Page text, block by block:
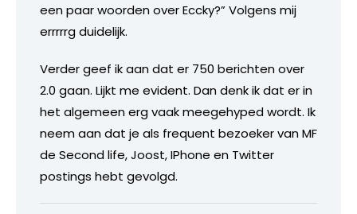
een paar woorden over Eccky?” Volgens mij
errrrrg duidelijk.
Verder geef ik aan dat er 750 berichten over
2.0 gaan. Lijkt me evident. Dan denk ik dat er in
het algemeen erg vaak meegehyped wordt. Ik
neem aan dat je als frequent bezoeker van MF
de Second life, Joost, IPhone en Twitter
postings hebt gevolgd.